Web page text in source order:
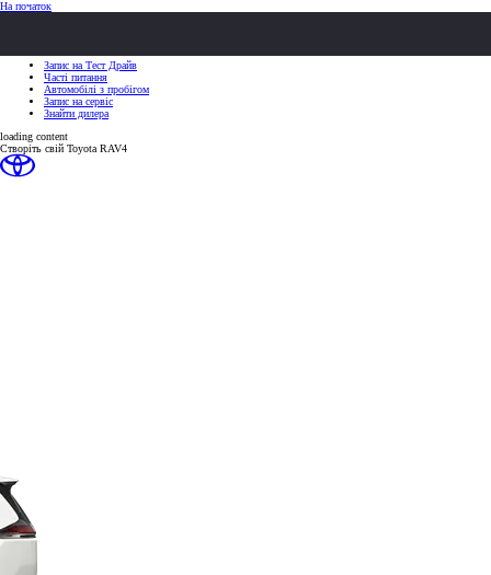
На початок(Натисніть Enter)
Клацніть, щоб закрити
Запис на Тест Драйв
Часті питання
Автомобілі з пробігом
Запис на сервіс
Знайти дилера
loading content
Створіть свій Toyota RAV4